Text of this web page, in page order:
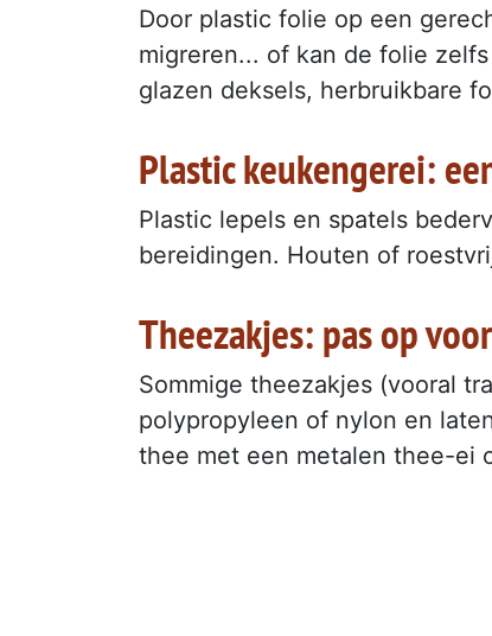
Door plastic folie op een
migreren... of kan de folie
glazen deksels, herbruikbare
Plastic keukengerei:
Plastic lepels en spatels
bereidingen. Houten of
Theezakjes: pas op
Sommige theezakjes (vooral
polypropyleen of nylon en
thee met een metalen thee-ei